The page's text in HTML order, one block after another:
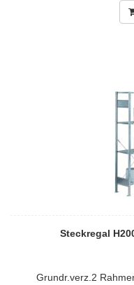
Steckregal
Grundr.verz.2